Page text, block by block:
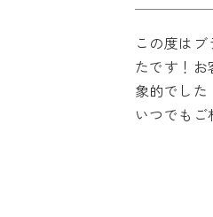
この度は
たです！
象的でし
いつでも